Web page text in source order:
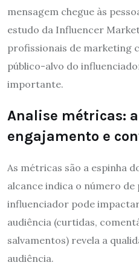
mensagem chegue às
estudo da Influencer
profissionais de marketing
público-alvo do
importante.
Analise métricas:
engajamento e
As métricas são a espinha
alcance indica o número de
influenciador pode
audiência (curtidas,
salvamentos) revela a
audiência.